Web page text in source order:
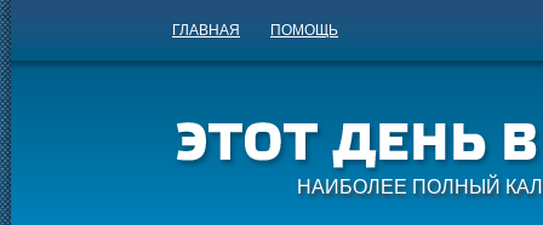
ГЛАВНАЯ ПОМОЩЬ
НАИБОЛЕЕ ПОЛНЫЙ